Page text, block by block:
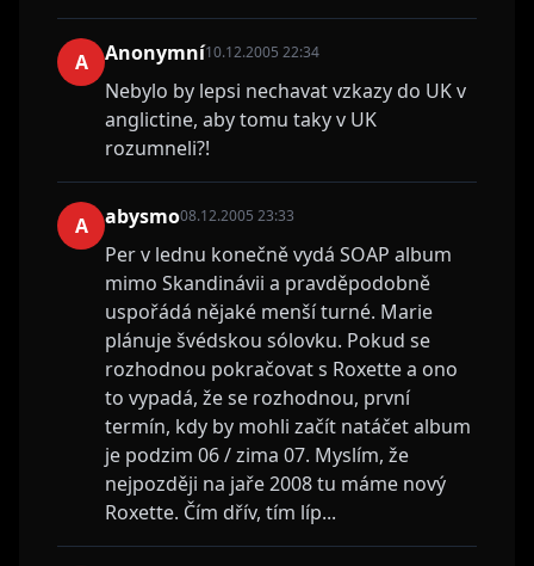
A Anonymní10.12.2005 22:34
Nebylo by lepsi nechavat vzkazy do UK v
anglictine, aby tomu taky v UK
rozumneli?!
A abysmo08.12.2005 23:33
Per v lednu konečně vydá SOAP album
mimo Skandinávii a pravděpodobně
uspořádá nějaké menší turné. Marie
plánuje švédskou sólovku. Pokud se
rozhodnou pokračovat s Roxette a ono
to vypadá, že se rozhodnou, první
termín, kdy by mohli začít natáčet album
je podzim 06 / zima 07. Myslím, že
nejpozději na jaře 2008 tu máme nový
Roxette. Čím dřív, tím líp...